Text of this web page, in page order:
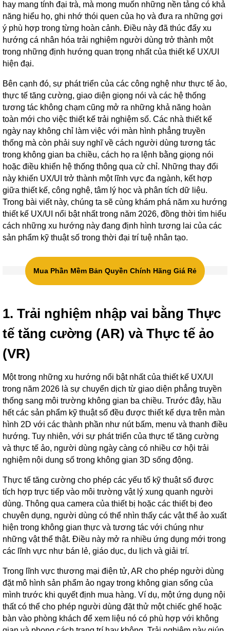
hay mang tính đại trà, mà mong muốn những nền tảng có khả
năng hiểu họ, ghi nhớ thói quen của họ và đưa ra những gợi
ý phù hợp trong từng hoàn cảnh. Điều này đã thúc đẩy xu
hướng cá nhân hóa trải nghiệm người dùng trở thành một
trong những định hướng quan trọng nhất của thiết kế UX/UI
hiện đại.
Bên cạnh đó, sự phát triển của các công nghệ như thực tế ảo,
thực tế tăng cường, giao diện giọng nói và các hệ thống
tương tác không chạm cũng mở ra những khả năng hoàn
toàn mới cho việc thiết kế trải nghiệm số. Các nhà thiết kế
ngày nay không chỉ làm việc với màn hình phẳng truyền
thống mà còn phải suy nghĩ về cách người dùng tương tác
trong không gian ba chiều, cách họ ra lệnh bằng giọng nói
hoặc điều khiển hệ thống thông qua cử chỉ. Những thay đổi
này khiến UX/UI trở thành một lĩnh vực đa ngành, kết hợp
giữa thiết kế, công nghệ, tâm lý học và phân tích dữ liệu.
Trong bài viết này, chúng ta sẽ cùng khám phá năm xu hướng
thiết kế UX/UI nổi bật nhất trong năm 2026, đồng thời tìm hiểu
cách những xu hướng này đang định hình tương lai của các
sản phẩm kỹ thuật số trong thời đại trí tuệ nhân tạo.
Mua Phần Mềm Bản Quyền Chính Hãng Giá Rẻ
1. Trải nghiệm nhập vai bằng Thực
tế tăng cường (AR) và Thực tế ảo
(VR)
Một trong những xu hướng nổi bật nhất của thiết kế UX/UI
trong năm 2026 là sự chuyển dịch từ giao diện phẳng truyền
thống sang môi trường không gian ba chiều. Trước đây, hầu
hết các sản phẩm kỹ thuật số đều được thiết kế dựa trên màn
hình 2D với các thành phần như nút bấm, menu và thanh điều
hướng. Tuy nhiên, với sự phát triển của thực tế tăng cường
và thực tế ảo, người dùng ngày càng có nhiều cơ hội trải
nghiệm nội dung số trong không gian 3D sống động.
Thực tế tăng cường cho phép các yếu tố kỹ thuật số được
tích hợp trực tiếp vào môi trường vật lý xung quanh người
dùng. Thông qua camera của thiết bị hoặc các thiết bị đeo
chuyên dụng, người dùng có thể nhìn thấy các vật thể ảo xuất
hiện trong không gian thực và tương tác với chúng như
những vật thể thật. Điều này mở ra nhiều ứng dụng mới trong
các lĩnh vực như bán lẻ, giáo dục, du lịch và giải trí.
Trong lĩnh vực thương mại điện tử, AR cho phép người dùng
đặt mô hình sản phẩm ảo ngay trong không gian sống của
mình trước khi quyết định mua hàng. Ví dụ, một ứng dụng nội
thất có thể cho phép người dùng đặt thử một chiếc ghế hoặc
bàn vào phòng khách để xem liệu nó có phù hợp với không